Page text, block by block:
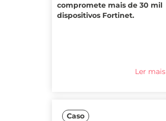
compromete mais de 30 mil
dispositivos Fortinet.
Ler mais
Caso